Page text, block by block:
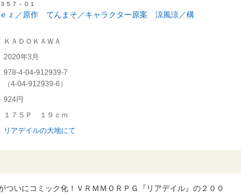
５７－０１
ｚ／原作 てんまそ／キャラクター原案 涼風涼／構
ＫＡＤＯＫＡＷＡ
2020年3月
978-4-04-912939-7
（4-04-912939-6 ）
924円
１７５Ｐ １９ｃｍ
リアデイルの大地にて
ついにコミック化！ＶＲＭＭＯＲＰＧ『リアデイル』の２００